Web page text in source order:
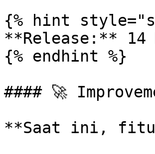
{% hint
**Release:** 14
{% endhint %}
#### 🚀
**Saat ini, fitur